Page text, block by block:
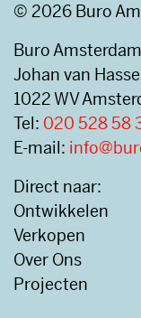
© 2026 Buro
Buro
Johan van
1022 WV
Tel: 020 528 58
E-mail:
Direct naar:
Ontwikkelen
Verkopen
Over Ons
Projecten